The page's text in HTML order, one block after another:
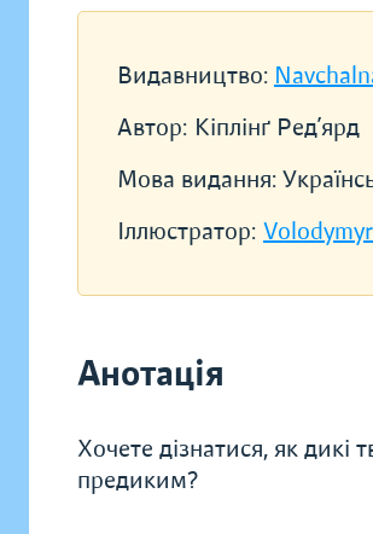
Видавництво:
Автор: Кіплінґ Ред’ярд
Мова видання:
Іллюстратор:
Анотація
Хочете дізнатися, як дикі
предиким?